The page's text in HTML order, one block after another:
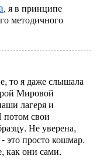
, я в принципе
методичного
то я даже слышала
Мировой
лагеря и
потом свои
Не уверена,
это просто кошмар.
как они сами.